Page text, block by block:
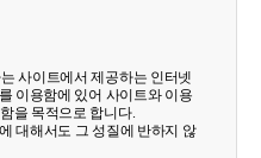
사이트에서 제공하는 인터넷
이용함에 있어 사이트와 이용
을 목적으로 합니다.
대해서도 그 성질에 반하지 않